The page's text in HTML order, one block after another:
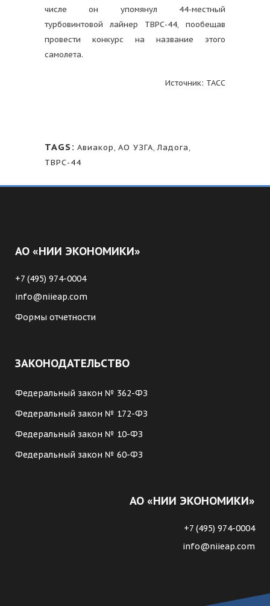
числе он упомянул 44-местный
турбовинтовой лайнер ТВРС-44, пообещав
провести конкурс на название этого
самолета.
Источник: ТАСС
TAGS: Авиакор, АО УЗГА,Ладога,
ТВРС-44
АО «НИИ ЭКОНОМИКИ»
+7 (495) 974-0004
info@niieap.com
Формы отчетности
ЗАКОНОДАТЕЛЬСТВО
Федеральный закон № 362-ФЗ
Федеральный закон № 172-ФЗ
Федеральный закон № 10-ФЗ
Федеральный закон № 60-ФЗ
АО «НИИ ЭКОНОМИКИ»
+7 (495) 974-0004
info@niieap.com